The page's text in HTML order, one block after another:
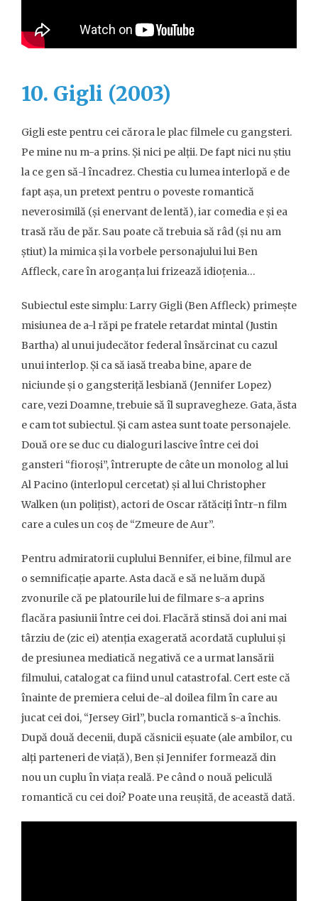
10. Gigli (2003)
Gigli este pentru cei cărora le plac filmele cu gangsteri.
Pe mine nu m-a prins. Și nici pe alții. De fapt nici nu știu
la ce gen să-l încadrez. Chestia cu lumea interlopă e de
fapt așa, un pretext pentru o poveste romantică
neverosimilă (și enervant de lentă), iar comedia e și ea
trasă rău de păr. Sau poate că trebuia să râd (și nu am
știut) la mimica și la vorbele personajului lui Ben
Affleck, care în aroganța lui frizează idioțenia…
Subiectul este simplu: Larry Gigli (Ben Affleck) primește
misiunea de a-l răpi pe fratele retardat mintal (Justin
Bartha) al unui judecător federal însărcinat cu cazul
unui interlop. Și ca să iasă treaba bine, apare de
niciunde și o gangsteriță lesbiană (Jennifer Lopez)
care, vezi Doamne, trebuie să îl supravegheze. Gata, ăsta
e cam tot subiectul. Și cam astea sunt toate personajele.
Două ore se duc cu dialoguri lascive între cei doi
gansteri “fioroși”, întrerupte de câte un monolog al lui
Al Pacino (interlopul cercetat) și al lui Christopher
Walken (un polițist), actori de Oscar rătăciți într-n film
care a cules un coș de “Zmeure de Aur”.
Pentru admiratorii cuplului Bennifer, ei bine, filmul are
o semnificație aparte. Asta dacă e să ne luăm după
zvonurile că pe platourile lui de filmare s-a aprins
flacăra pasiunii între cei doi. Flacără stinsă doi ani mai
târziu de (zic ei) atenția exagerată acordată cuplului și
de presiunea mediatică negativă ce a urmat lansării
filmului, catalogat ca fiind unul catastrofal. Cert este că
înainte de premiera celui de-al doilea film în care au
jucat cei doi, “Jersey Girl”, bucla romantică s-a închis.
După două decenii, după căsnicii eșuate (ale ambilor, cu
alți parteneri de viață), Ben și Jennifer formează din
nou un cuplu în viața reală. Pe când o nouă peliculă
romantică cu cei doi? Poate una reușită, de această dată.